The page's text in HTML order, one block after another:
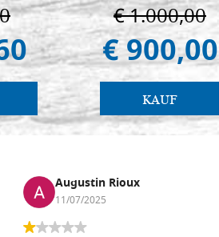
€ 1.000,00
€ 900,00
KAUF
Augustin Rioux
11/07/2025